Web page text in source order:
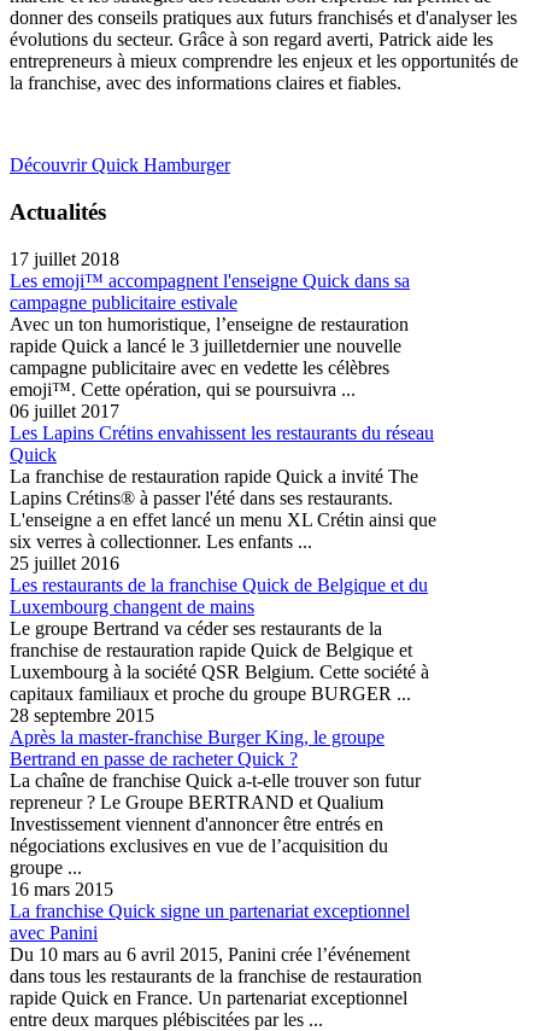
donner des conseils pratiques aux futurs franchisés et d'analyser les
évolutions du secteur. Grâce à son regard averti, Patrick aide les
entrepreneurs à mieux comprendre les enjeux et les opportunités de
la franchise, avec des informations claires et fiables.
Découvrir Quick Hamburger
Actualités
17 juillet 2018
Les emoji™ accompagnent l'enseigne Quick dans sa
campagne publicitaire estivale
Avec un ton humoristique, l’enseigne de restauration
rapide Quick a lancé le 3 juilletdernier une nouvelle
campagne publicitaire avec en vedette les célèbres
emoji™. Cette opération, qui se poursuivra ...
06 juillet 2017
Les Lapins Crétins envahissent les restaurants du réseau
Quick
La franchise de restauration rapide Quick a invité The
Lapins Crétins® à passer l'été dans ses restaurants.
L'enseigne a en effet lancé un menu XL Crétin ainsi que
six verres à collectionner. Les enfants ...
25 juillet 2016
Les restaurants de la franchise Quick de Belgique et du
Luxembourg changent de mains
Le groupe Bertrand va céder ses restaurants de la
franchise de restauration rapide Quick de Belgique et
Luxembourg à la société QSR Belgium. Cette société à
capitaux familiaux et proche du groupe BURGER ...
28 septembre 2015
Après la master-franchise Burger King, le groupe
Bertrand en passe de racheter Quick ?
La chaîne de franchise Quick a-t-elle trouver son futur
repreneur ? Le Groupe BERTRAND et Qualium
Investissement viennent d'annoncer être entrés en
négociations exclusives en vue de l’acquisition du
groupe ...
16 mars 2015
La franchise Quick signe un partenariat exceptionnel
avec Panini
Du 10 mars au 6 avril 2015, Panini crée l’événement
dans tous les restaurants de la franchise de restauration
rapide Quick en France. Un partenariat exceptionnel
entre deux marques plébiscitées par les ...